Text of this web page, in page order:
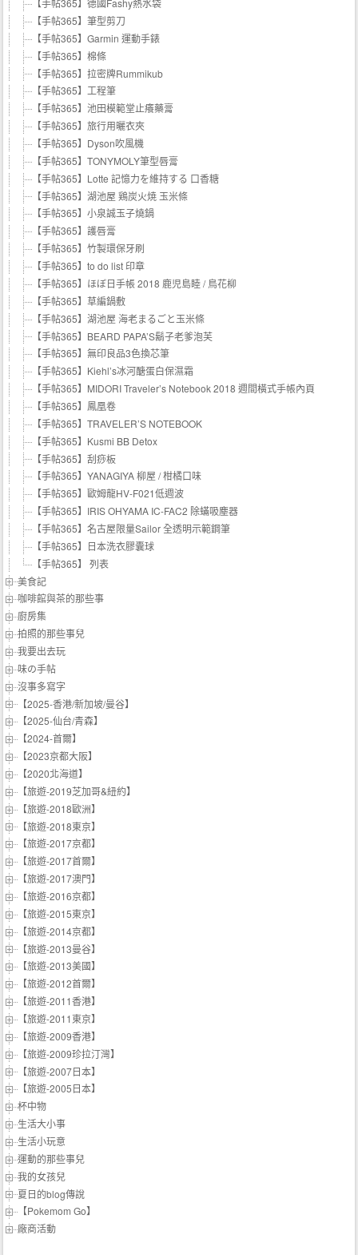
【手帖365】德國Fashy熱水袋
【手帖365】筆型剪刀
【手帖365】Garmin 運動手錶
【手帖365】棉條
【手帖365】拉密牌Rummikub
【手帖365】工程筆
【手帖365】池田模範堂止癢藥膏
【手帖365】旅行用曬衣夾
【手帖365】Dyson吹風機
【手帖365】TONYMOLY筆型唇膏
【手帖365】Lotte 記憶力を維持する 口香糖
【手帖365】湖池屋 鶏炭火焼 玉米條
【手帖365】小泉誠玉子燒鍋
【手帖365】護唇膏
【手帖365】竹製環保牙刷
【手帖365】to do list 印章
【手帖365】ほぼ日手帳 2018 鹿児島睦 / 鳥花柳
【手帖365】草編鍋敷
【手帖365】湖池屋 海老まるごと玉米條
【手帖365】BEARD PAPA’S鬍子老爹泡芙
【手帖365】無印良品3色換芯筆
【手帖365】Kiehl’s冰河醣蛋白保濕霜
【手帖365】MIDORI Traveler’s Notebook 2018 週間橫式手帳內頁
【手帖365】鳳凰卷
【手帖365】TRAVELER’S NOTEBOOK
【手帖365】Kusmi BB Detox
【手帖365】刮痧板
【手帖365】YANAGIYA 柳屋 / 柑橘口味
【手帖365】歐姆龍HV-F021低週波
【手帖365】IRIS OHYAMA IC-FAC2 除蟎吸塵器
【手帖365】名古屋限量Sailor 全透明示範鋼筆
【手帖365】日本洗衣膠囊球
【手帖365】 列表
美食記
咖啡館與茶的那些事
廚房集
拍照的那些事兒
我要出去玩
味の手帖‬
沒事多寫字
【2025-香港/新加坡/曼谷】
【2025-仙台/青森】
【2024-首爾】
【2023京都大阪】
【2020北海道】
【旅遊-2019芝加哥&紐約】
【旅遊-2018歐洲】
【旅遊-2018東京】
【旅遊-2017京都】
【旅遊-2017首爾】
【旅遊-2017澳門】
【旅遊-2016京都】
【旅遊-2015東京】
【旅遊-2014京都】
【旅遊-2013曼谷】
【旅遊-2013美國】
【旅遊-2012首爾】
【旅遊-2011香港】
【旅遊-2011東京】
【旅遊-2009香港】
【旅遊-2009珍拉汀灣】
【旅遊-2007日本】
【旅遊-2005日本】
杯中物
生活大小事
生活小玩意
運動的那些事兒
我的女孩兒
夏日的blog傳說
【Pokemom Go】
廠商活動